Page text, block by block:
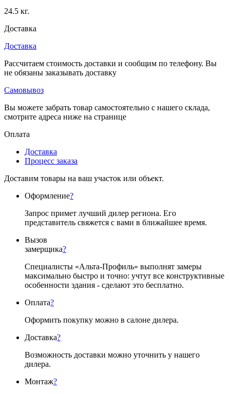
24.5 кг.
Доставка
Доставка
Рассчитаем стоимость доставки и сообщим по телефону. Вы
не обязаны заказывать доставку
Самовывоз
Вы можете забрать товар самостоятельно с нашего склада,
смотрите адреса ниже на странице
Оплата
Доставка
Процесс заказа
Доставим товары на ваш участок или объект.
Оформление?
Запрос примет лучший дилер региона. Его
представитель свяжется с вами в ближайшее время.
Вызов
замерщика?
Специалисты «Альта-Профиль» выполнят замеры
максимально быстро и точно: учтут все конструктивные
особенности здания - сделают это бесплатно.
Оплата?
Оформить покупку можно в салоне дилера.
Доставка?
Возможность доставки можно уточнить у нашего
дилера.
Монтаж?